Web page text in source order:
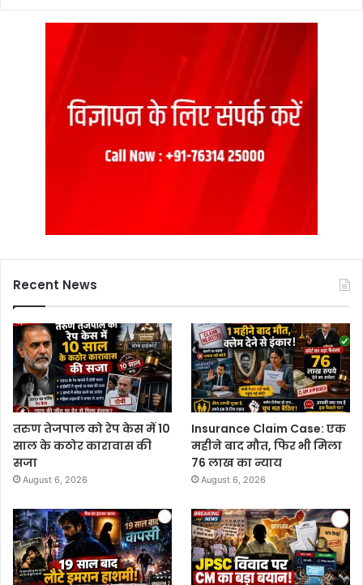
Recent News
तरुण तेजपाल को रेप केस में 10
साल के कठोर कारावास की
सजा
August 6, 2026
Insurance Claim Case: एक
महीने बाद मौत, फिर भी मिला
76 लाख का न्याय
August 6, 2026